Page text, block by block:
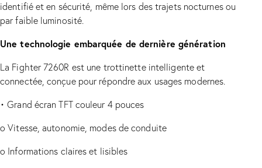
identifié et en sécurité, même lors des trajets nocturnes ou
par faible luminosité.
Une technologie embarquée de dernière génération
La Fighter 7260R est une trottinette intelligente et
connectée, conçue pour répondre aux usages modernes.
• Grand écran TFT couleur 4 pouces
o Vitesse, autonomie, modes de conduite
o Informations claires et lisibles